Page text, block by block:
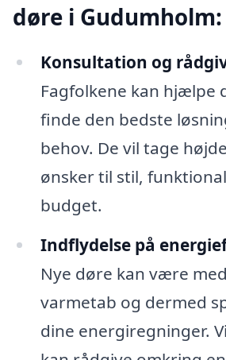
døre i Gudumholm:
Konsultation og
Fagfolkene kan hjælpe
finde den bedste
behov. De vil tage
ønsker til stil,
budget.
Indflydelse på
Nye døre kan være
varmetab og dermed
dine energiregninger.